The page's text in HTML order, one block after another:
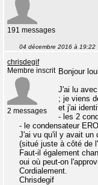
191 messages
04 décembre 2016 à 19:22
chrisdegif
Membre inscrit
2 messages
Bonjour
J'ai lu
; je viens
et j'ai
- les 2
- le condensateur
J'ai vu qu'il y avait un
(situé juste à côté de
Faut-il également
oui où peut-on
Cordialement.
Chrisdegif